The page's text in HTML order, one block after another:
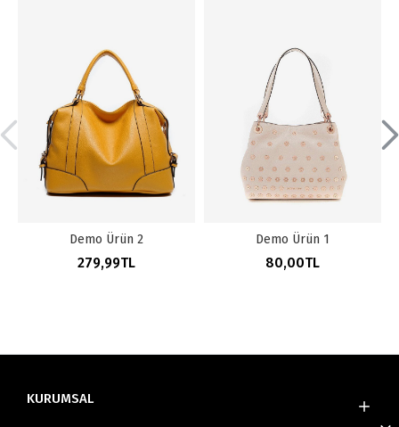
Demo Ürün 2
279,99TL
Demo Ürün 1
80,00TL
KURUMSAL